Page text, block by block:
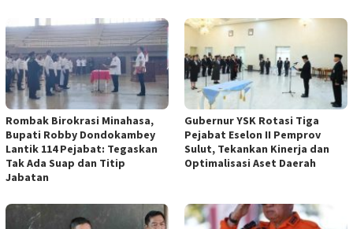
Rombak Birokrasi Minahasa,
Bupati Robby Dondokambey
Lantik 114 Pejabat: Tegaskan
Tak Ada Suap dan Titip
Jabatan
Gubernur YSK Rotasi Tiga
Pejabat Eselon II Pemprov
Sulut, Tekankan Kinerja dan
Optimalisasi Aset Daerah